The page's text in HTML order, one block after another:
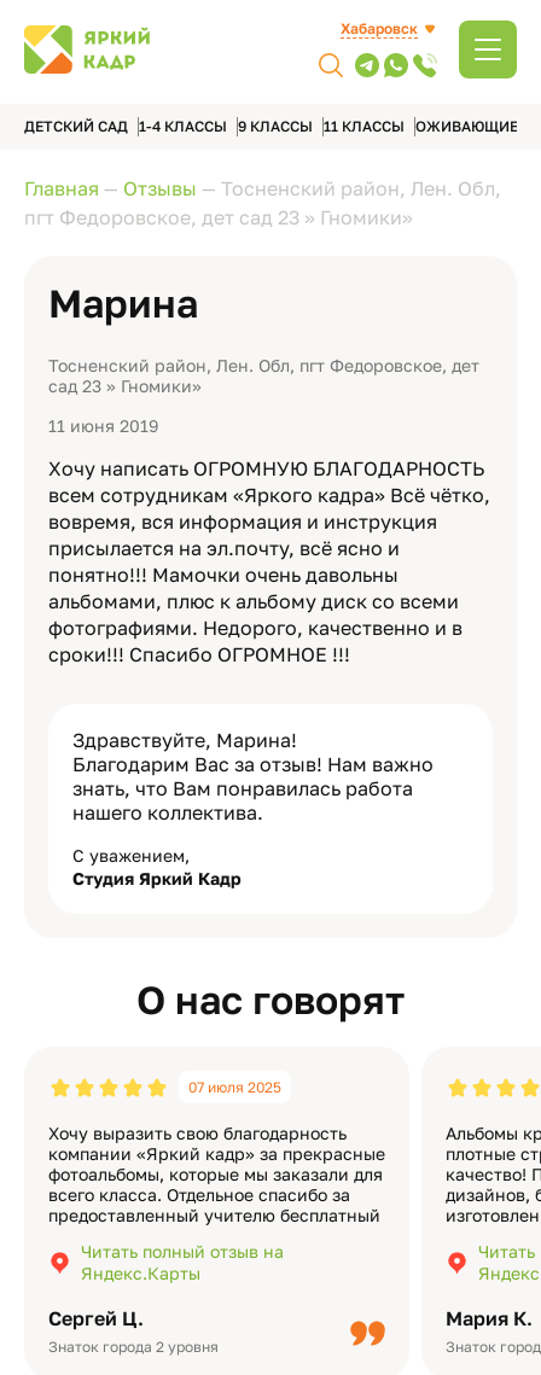
Хабаровск
ДЕТСКИЙ САД 1-4 КЛАССЫ 9 КЛАССЫ 11 КЛАССЫ ОЖИВАЮЩИЕ
Главная — Отзывы — Тосненский район, Лен. Обл,
пгт Федоровское, дет сад 23 » Гномики»
Марина
Тосненский район, Лен. Обл, пгт Федоровское, дет
сад 23 » Гномики»
11 июня 2019
Хочу написать ОГРОМНУЮ БЛАГОДАРНОСТЬ
всем сотрудникам «Яркого кадра» Всё чётко,
вовремя, вся информация и инструкция
присылается на эл.почту, всё ясно и
понятно!!! Мамочки очень давольны
альбомами, плюс к альбому диск со всеми
фотографиями. Недорого, качественно и в
сроки!!! Спасибо ОГРОМНОЕ !!!
Здравствуйте, Марина!
Благодарим Вас за отзыв! Нам важно
знать, что Вам понравилась работа
нашего коллектива.
С уважением,
Студия Яркий Кадр
О нас говорят
Сергей Ц.
Знаток города 2 уровня
07 июля 2025
Хочу выразить свою благодарность
компании «Яркий кадр» за прекрасные
фотоальбомы, которые мы заказали для
всего класса. Отдельное спасибо за
предоставленный учителю бесплатный
подчёркивает значимость события.
Качество альбомов на высшем уровне:
Читать полный отзыв на
Яндекс.Карты
Мария К.
Знаток
Альбомы
плотные
качество!
дизайнов,
добавить
видео с